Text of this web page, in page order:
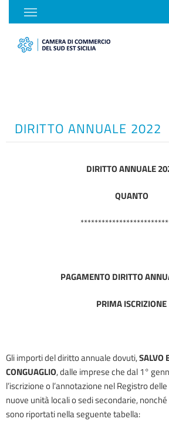
DIRITTO ANNUALE 2022
DIRITTO ANNUALE
QUANTO
PAGAMENTO DIRITTO
PRIMA ISCRIZIONE
Gli importi del diritto annuale dovuti,SALVO
CONGUAGLIO, dalle imprese che dal 1°
l’iscrizione o l’annotazione nel Registro
nuove unità locali o sedi secondarie,
sono riportati nella seguente tabella: